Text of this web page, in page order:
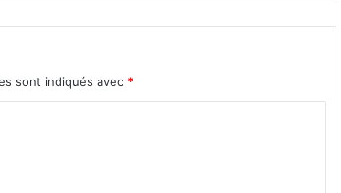
sont indiqués avec *